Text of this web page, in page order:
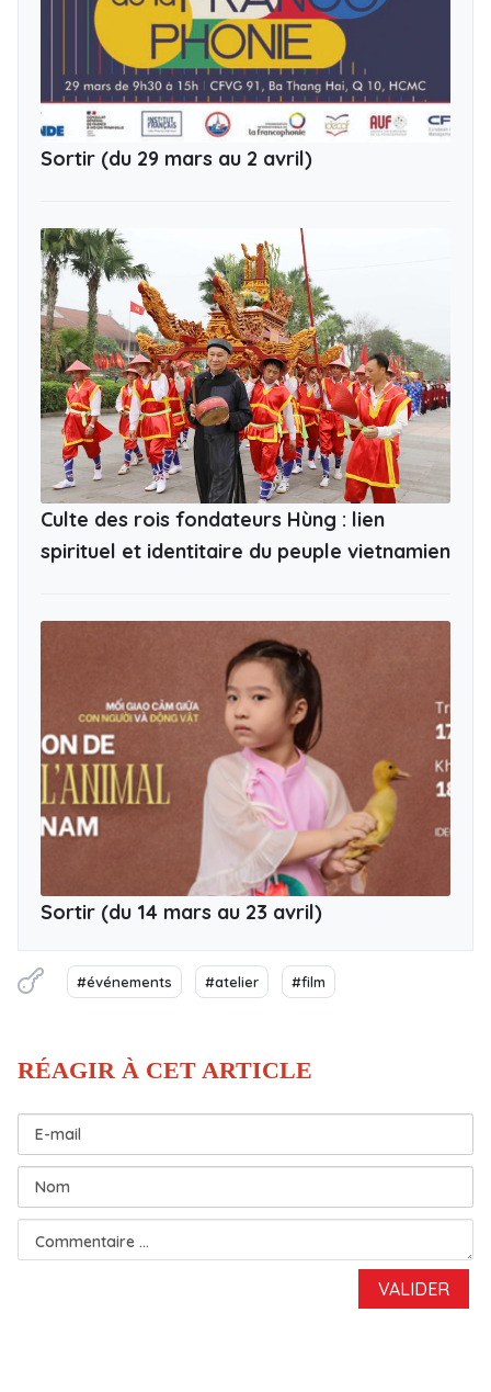
Sortir (du 29 mars au 2 avril)
Culte des rois fondateurs Hùng : lien
spirituel et identitaire du peuple vietnamien
Sortir (du 14 mars au 23 avril)
#événements #atelier #film